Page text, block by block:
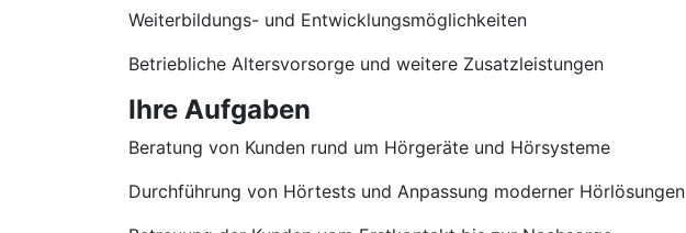
Weiterbildungs- und Entwicklungsmöglichkeiten
Betriebliche Altersvorsorge und weitere Zusatzleistungen
Ihre Aufgaben
Beratung von Kunden rund um Hörgeräte und Hörsysteme
Durchführung von Hörtests und Anpassung moderner Hörlösungen